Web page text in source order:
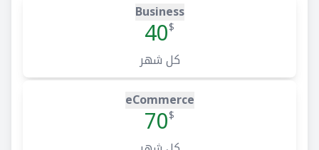
Business
$
40
كل شهر
eCommerce
$
70